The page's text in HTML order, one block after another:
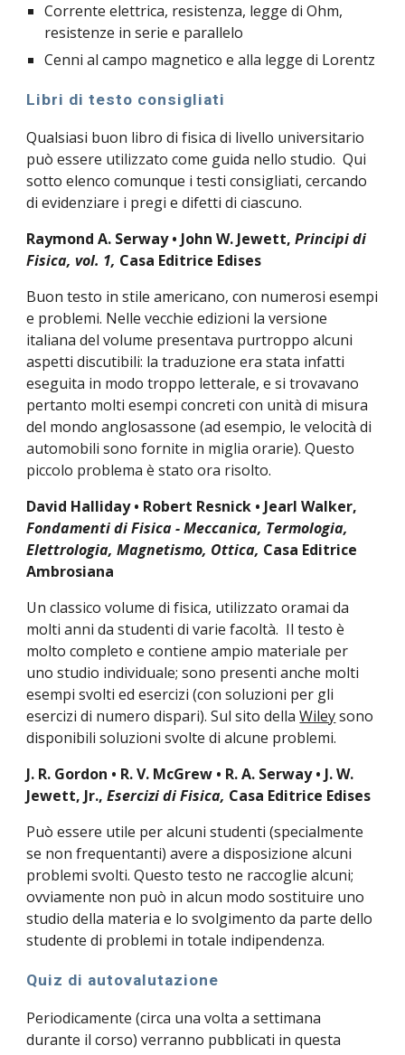
Corrente elettrica, resistenza, legge di Ohm,
resistenze in serie e parallelo
Cenni al campo magnetico e alla legge di Lorentz
Libri di testo consigliati
Qualsiasi buon libro di fisica di livello universitario
può essere utilizzato come guida nello studio.  Qui
sotto elenco comunque i testi consigliati, cercando
di evidenziare i pregi e difetti di ciascuno.
Raymond A. Serway • John W. Jewett, Principi di
Fisica, vol. 1, Casa Editrice Edises
Buon testo in stile americano, con numerosi esempi
e problemi. Nelle vecchie edizioni la versione
italiana del volume presentava purtroppo alcuni
aspetti discutibili: la traduzione era stata infatti
eseguita in modo troppo letterale, e si trovavano
pertanto molti esempi concreti con unità di misura
del mondo anglosassone (ad esempio, le velocità di
automobili sono fornite in miglia orarie). Questo
piccolo problema è stato ora risolto.
Fondamenti di Fisica - Meccanica, Termologia,
Elettrologia, Magnetismo, Ottica, Casa Editrice
Ambrosiana
Un classico volume di fisica, utilizzato oramai da
molti anni da studenti di varie facoltà.  Il testo è
molto completo e contiene ampio materiale per
uno studio individuale; sono presenti anche molti
esempi svolti ed esercizi (con soluzioni per gli
esercizi di numero dispari). Sul sito della Wiley sono
disponibili soluzioni svolte di alcune problemi.
J. R. Gordon • R. V. McGrew • R. A. Serway • J. W.
Jewett, Jr., Esercizi di Fisica, Casa Editrice Edises
Può essere utile per alcuni studenti (specialmente
se non frequentanti) avere a disposizione alcuni
problemi svolti. Questo testo ne raccoglie alcuni;
ovviamente non può in alcun modo sostituire uno
studio della materia e lo svolgimento da parte dello
studente di problemi in totale indipendenza.
Quiz di autovalutazione
Periodicamente (circa una volta a settimana
durante il corso) verranno pubblicati in questa